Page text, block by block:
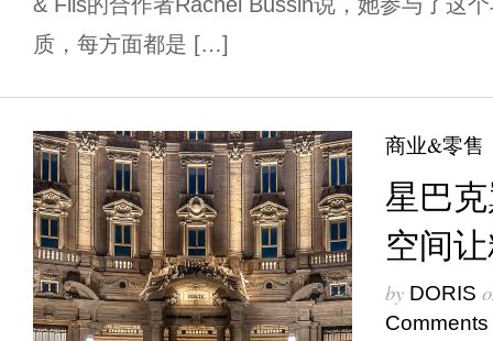
质，每方面都是 […]
商业&零售
星巴
空间
by DORIS
Comments